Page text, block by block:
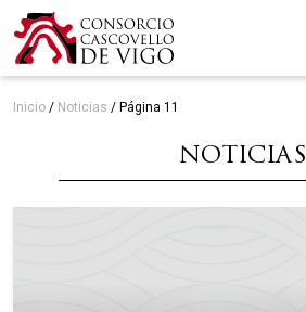
Inicio / Noticias / Página 11
NOTICIAS